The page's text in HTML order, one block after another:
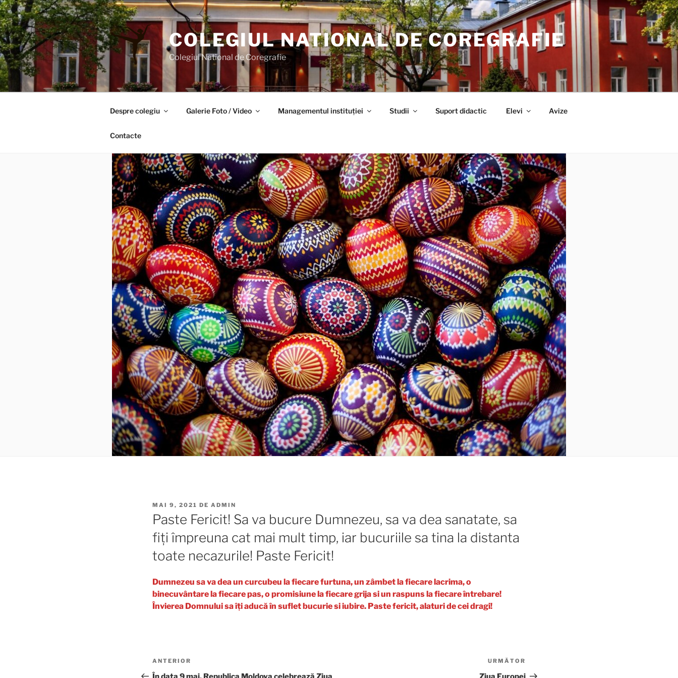
Sari
la
conținut
COLEGIUL NATIONAL DE COREGRAFIE
Colegiul National de Coregrafie
Despre colegiu Galerie Foto / Video Managementul instituției Studii Suport didactic Elevi Avize
Contacte
PUBLICAT
PE
MAI 9, 2021 DE ADMIN
Paste Fericit! Sa va bucure Dumnezeu, sa va dea sanatate, sa
fiţi împreuna cat mai mult timp, iar bucuriile sa tina la distanta
toate necazurile! Paste Fericit!
Dumnezeu sa va dea un curcubeu la fiecare furtuna, un zâmbet la fiecare lacrima, o
binecuvântare la fiecare pas, o promisiune la fiecare grija si un raspuns la fiecare întrebare!
Învierea Domnului sa îţi aducă în suflet bucurie si iubire. Paste fericit, alaturi de cei dragi!
Navigare
Articolul
anterior
ANTERIOR
următor
URMĂTOR